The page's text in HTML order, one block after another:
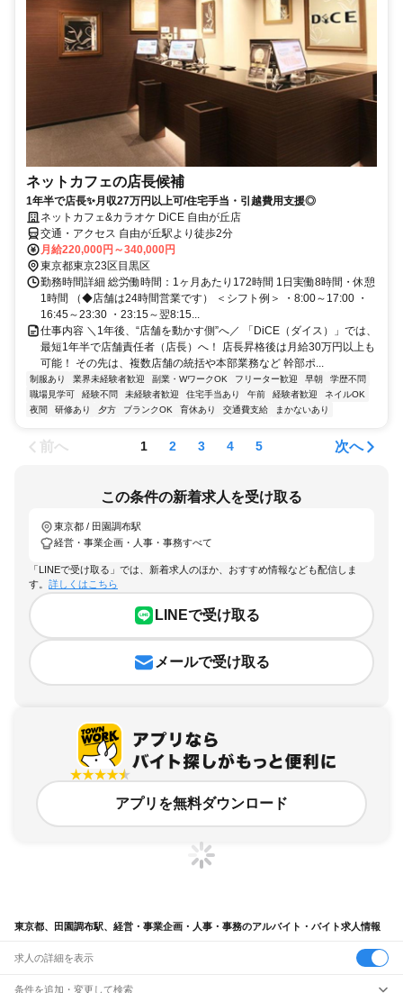
ネットカフェの店長候補
1年半で店長✨月収27万円以上可/住宅手当・引越費用支援◎
ネットカフェ&カラオケ DiCE 自由が丘店
交通・アクセス 自由が丘駅より徒歩2分
月給220,000円～340,000円
東京都東京23区目黒区
勤務時間詳細 総労働時間：1ヶ月あたり172時間 1日実働8時間・休憩
1時間 （◆店舗は24時間営業です） ＜シフト例＞ ・8:00～17:00 ・
16:45～23:30 ・23:15～翌8:15...
仕事内容 ＼1年後、“店舗を動かす側”へ／ 「DiCE（ダイス）」では、
最短1年半で店舗責任者（店長）へ！ 店長昇格後は月給30万円以上も
可能！ その先は、複数店舗の統括や本部業務など 幹部ポ...
制服あり 業界未経験者歓迎 副業・WワークOK フリーター歓迎 早朝
学歴不問
職場見学可
経験不問 未経験者歓迎 住宅手当あり 午前 経験者歓迎
ネイルOK
夜間
研修あり 夕方 ブランクOK 育休あり 交通費支給 まかないあり
前へ 1 2 3 4 5 次へ
この条件の新着求人を受け取る
東京都 / 田園調布駅
経営・事業企画・人事・事務すべて
「LINEで受け取る」では、新着求人のほか、おすすめ情報なども配信しま
す。 詳しくはこちら
LINEで受け取る
メールで受け取る
アプリを無料ダウンロード
東京都、田園調布駅、経営・事業企画・人事・事務のアルバイト・バイト求人情報
求人の詳細を表示
条件を追加・変更して検索